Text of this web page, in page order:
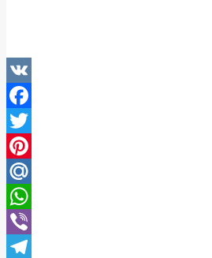
VK
Facebook
Twitter
Pinterest
Mail.Ru
WhatsApp
Viber